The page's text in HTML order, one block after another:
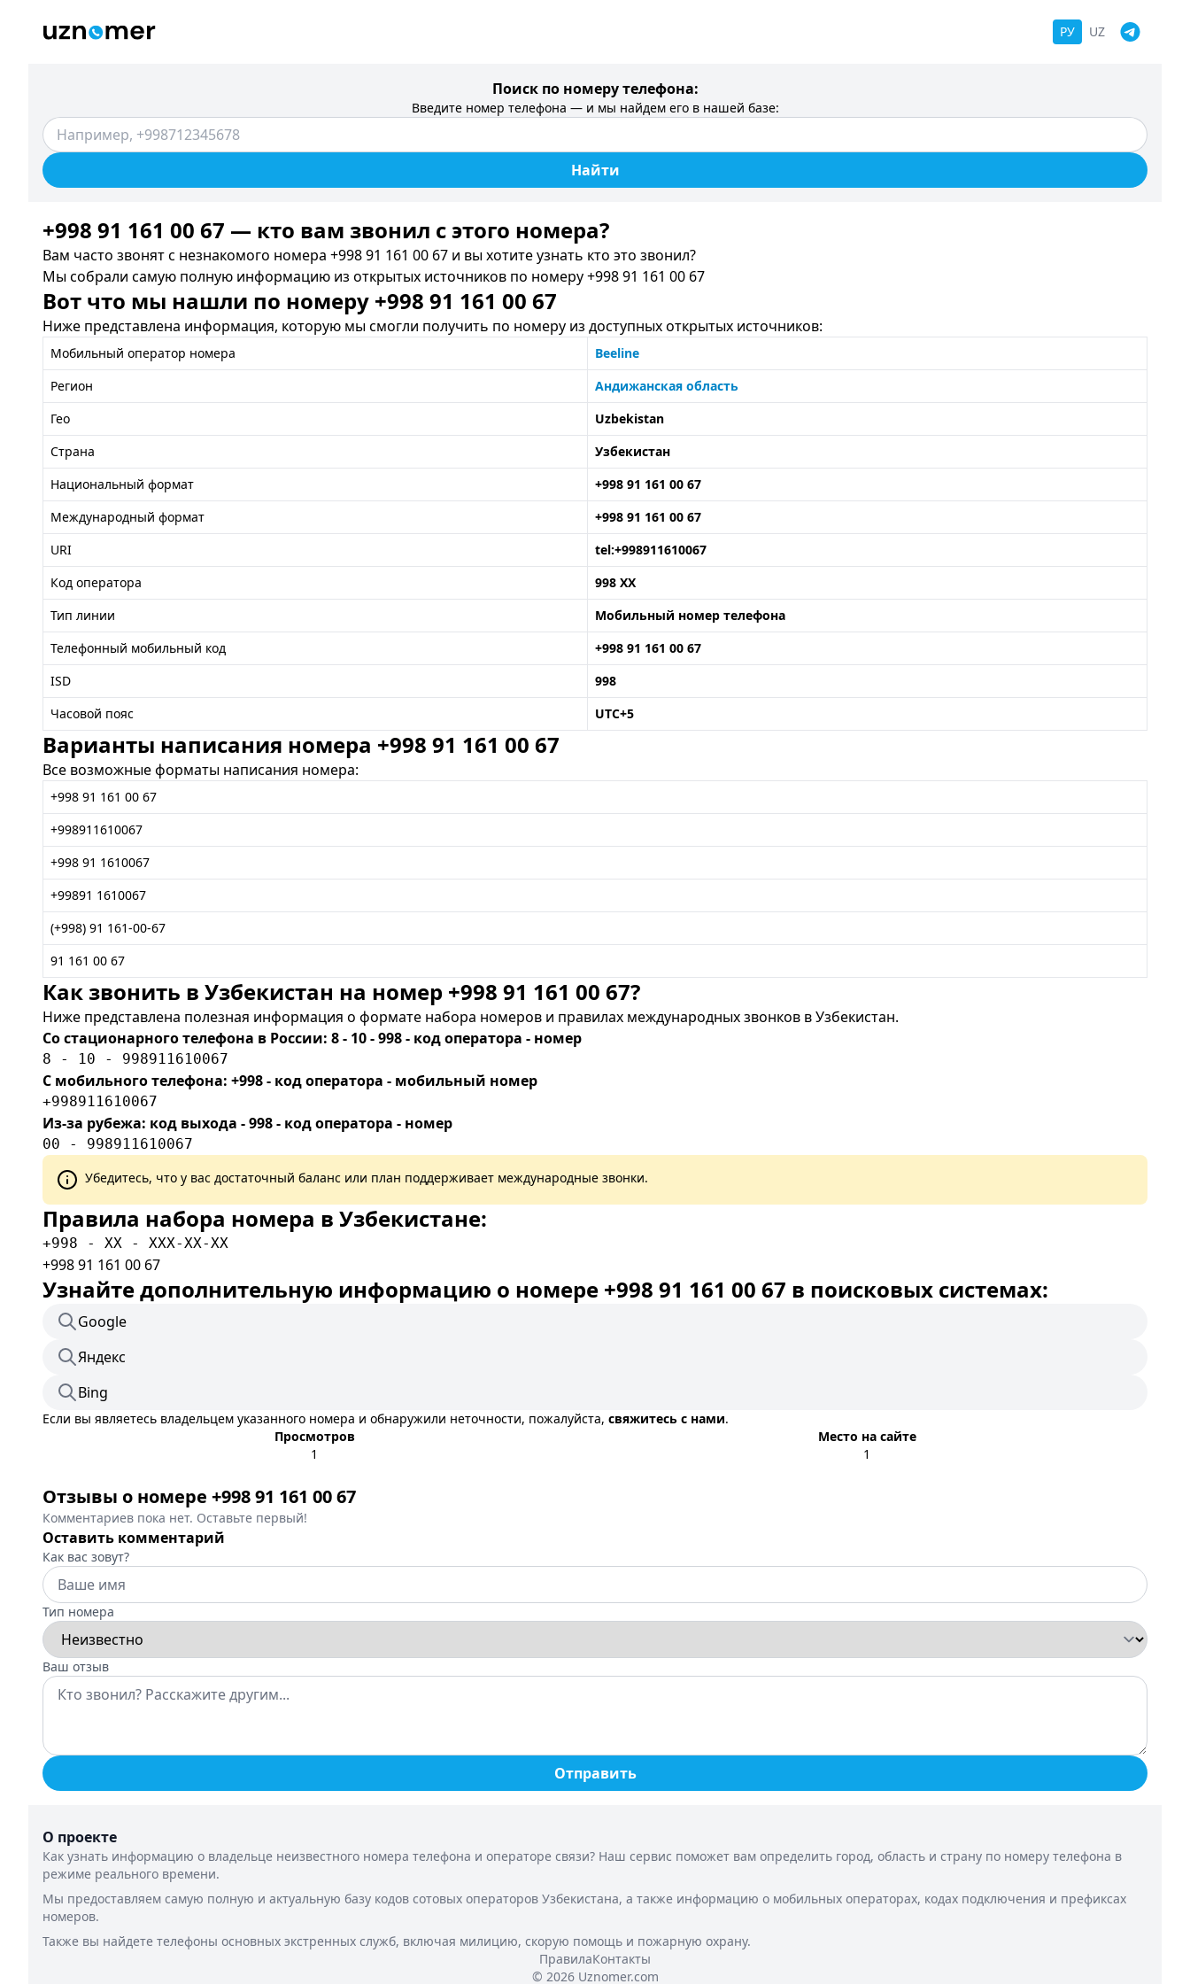
РУ UZ
Поиск по номеру телефона:
Введите номер телефона — и мы найдем его в нашей базе:
Найти
+998 91 161 00 67 — кто вам звонил c этого номера?
Вам часто звонят с незнакомого номера +998 91 161 00 67 и вы хотите узнать кто это звонил?
Мы собрали самую полную информацию из открытых источников по номеру +998 91 161 00 67
Вот что мы нашли по номеру +998 91 161 00 67
Ниже представлена информация, которую мы смогли получить по номеру из доступных открытых источников:
Мобильный оператор номера
Beeline
Регион
Андижанская область
Гео
Uzbekistan
Страна
Узбекистан
Национальный формат
+998 91 161 00 67
Международный формат
+998 91 161 00 67
URI
tel:+998911610067
Код оператора
998 XX
Тип линии
Мобильный номер телефона
Телефонный мобильный код
+998 91 161 00 67
ISD
998
Часовой пояс
UTC+5
Варианты написания номера +998 91 161 00 67
Все возможные форматы написания номера:
+998 91 161 00 67
+998911610067
+998 91 1610067
+99891 1610067
(+998) 91 161-00-67
91 161 00 67
Как звонить в Узбекистан на номер +998 91 161 00 67?
Ниже представлена полезная информация о формате набора номеров и правилах международных звонков в Узбекистан.
Со стационарного телефона в России: 8 - 10 - 998 - код оператора - номер
8 - 10 - 998911610067
С мобильного телефона: +998 - код оператора - мобильный номер
+998911610067
Из-за рубежа: код выхода - 998 - код оператора - номер
00 - 998911610067
Убедитесь, что у вас достаточный баланс или план поддерживает международные звонки.
Правила набора номера в Узбекистане:
+998 - XX - XXX-XX-XX
+998 91 161 00 67
Узнайте дополнительную информацию о номере +998 91 161 00 67 в поисковых системах:
Google
Яндекс
Bing
Если вы являетесь владельцем указанного номера и обнаружили неточности, пожалуйста, свяжитесь с нами.
Просмотров
1
Место на сайте
1
Отзывы о номере +998 91 161 00 67
Комментариев пока нет. Оставьте первый!
Оставить комментарий
Как вас зовут?
Тип номера
Ваш отзыв
Отправить
О проекте
Как узнать информацию о владельце неизвестного номера телефона и операторе связи? Наш сервис поможет вам определить город, область и страну по номеру телефона в
режиме реального времени.
Мы предоставляем самую полную и актуальную базу кодов сотовых операторов Узбекистана, а также информацию о мобильных операторах, кодах подключения и префиксах
номеров.
Также вы найдете телефоны основных экстренных служб, включая милицию, скорую помощь и пожарную охрану.
ПравилаКонтакты
© 2026 Uznomer.com